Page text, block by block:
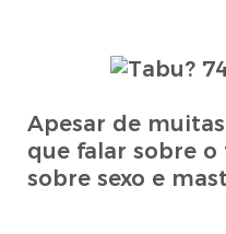
Apesar de
que falar sobre
sobre sexo e